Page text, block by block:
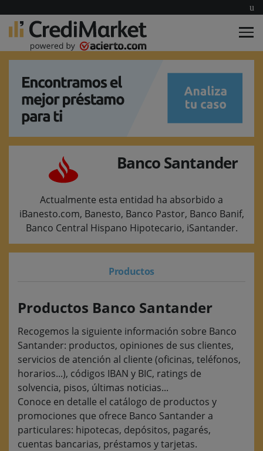
Banco Santander
Actualmente esta entidad ha absorbido a
iBanesto.com, Banesto, Banco Pastor, Banco Banif,
Banco Central Hispano Hipotecario, iSantander.
Productos
Productos Banco Santander
Recogemos la siguiente información sobre Banco
Santander: productos, opiniones de sus clientes,
servicios de atención al cliente (oficinas, teléfonos,
horarios...), códigos IBAN y BIC, ratings de
solvencia, pisos, últimas noticias...
Conoce en detalle el catálogo de productos y
promociones que ofrece Banco Santander a
particulares: hipotecas, depósitos, pagarés,
cuentas bancarias, préstamos y tarjetas.